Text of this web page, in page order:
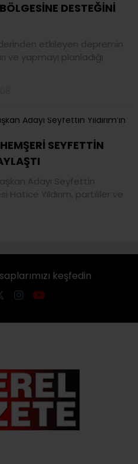
DESTEĞİNİ
etkileyen depremin
ve yapmayı planladığı
SEYFETTİN
Adayı Seyfettin
Hatice Yıldırım, partililer ve
keşfedin